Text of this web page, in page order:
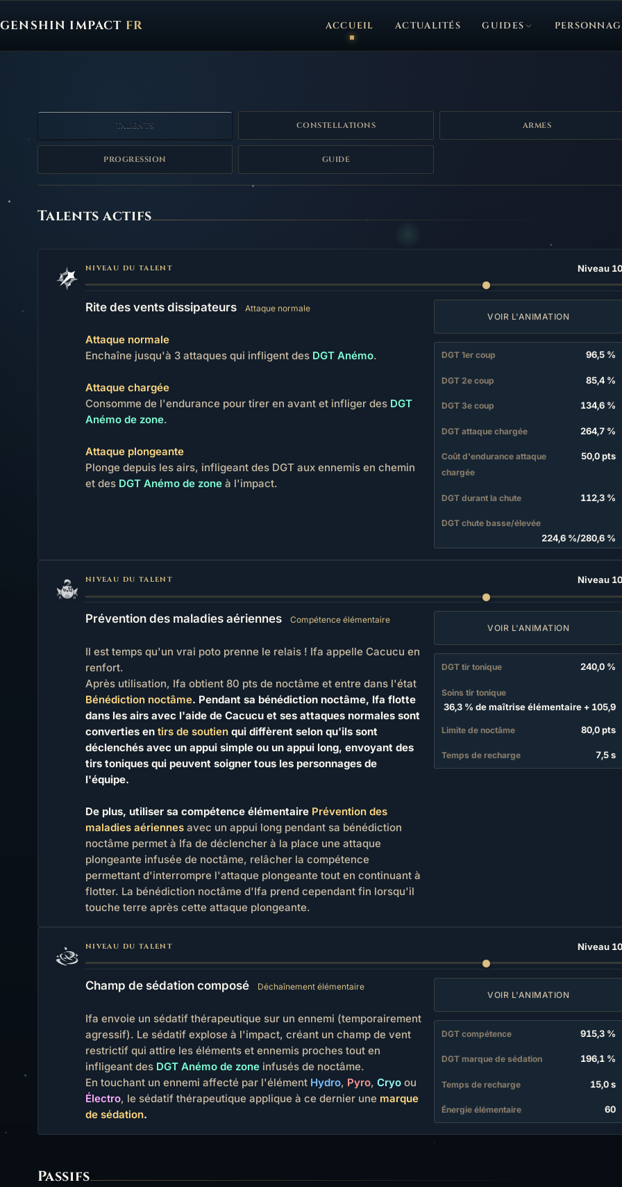
GENSHIN IMPACT FR
Genshin Impact FR, retour à l'accueil
ACCUEIL ACTUALITÉS GUIDES
TALENTS CONSTELLATIONS ARMES
PROGRESSION GUIDE
Talents
Talents actifs
NIVEAU DU TALENT Niveau
Rite des vents dissipateurs Attaque normale
Attaque normale
Enchaîne jusqu'à 3 attaques qui infligent des DGT Anémo.
Attaque chargée
Consomme de l'endurance pour tirer en avant et infliger des DGT
Anémo de zone.
Attaque plongeante
Plonge depuis les airs, infligeant des DGT aux ennemis en chemin
et des DGT Anémo de zoneà l'impact.
VOIR L'ANIMATION
DGT 1er coup 96,5 %
DGT 2e coup 85,4 %
DGT 3e coup 134,6 %
DGT attaque chargée 264,7 %
Coût d'endurance attaque
chargée
50,0 pts
DGT durant la chute 112,3 %
DGT chute basse/élevée
224,6 %/280,6 %
NIVEAU DU TALENT Niveau
Prévention des maladies aériennes Compétence élémentaire
Il est temps qu'un vrai poto prenne le relais ! Ifa appelle Cacucu en
renfort.
Après utilisation, Ifa obtient 80 pts de noctâme et entre dans l'état
Bénédiction noctâme. Pendant sa bénédiction noctâme, Ifa flotte
dans les airs avec l'aide de Cacucu et ses attaques normales sont
converties en tirs de soutienqui diffèrent selon qu'ils sont
déclenchés avec un appui simple ou un appui long, envoyant des
tirs toniques qui peuvent soigner tous les personnages de
l'équipe.
De plus, utiliser sa compétence élémentaire Prévention des
maladies aériennesavec un appui long pendant sa bénédiction
noctâme permet à Ifa de déclencher à la place une attaque
plongeante infusée de noctâme, relâcher la compétence
permettant d'interrompre l'attaque plongeante tout en continuant à
flotter. La bénédiction noctâme d'Ifa prend cependant fin lorsqu'il
touche terre après cette attaque plongeante.
VOIR L'ANIMATION
DGT tir tonique 240,0 %
Soins tir tonique
36,3 % de maîtrise élémentaire +105,9
Limite de noctâme 80,0 pts
Temps de recharge 7,5 s
NIVEAU DU TALENT Niveau
Champ de sédation composé Déchaînement élémentaire
Ifa envoie un sédatif thérapeutique sur un ennemi (temporairement
agressif). Le sédatif explose à l'impact, créant un champ de vent
restrictif qui attire les éléments et ennemis proches tout en
infligeant des DGT Anémo de zoneinfusés de noctâme.
En touchant un ennemi affecté par l'élément Hydro, Pyro, Cryoou
Électro, le sédatif thérapeutique applique à ce dernier une marque
de sédation.
VOIR L'ANIMATION
DGT compétence 915,3 %
DGT marque de sédation 196,1 %
Temps de recharge 15,0 s
Énergie élémentaire 60
Passifs